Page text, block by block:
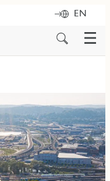
EN
Sök
innehåll
Meny